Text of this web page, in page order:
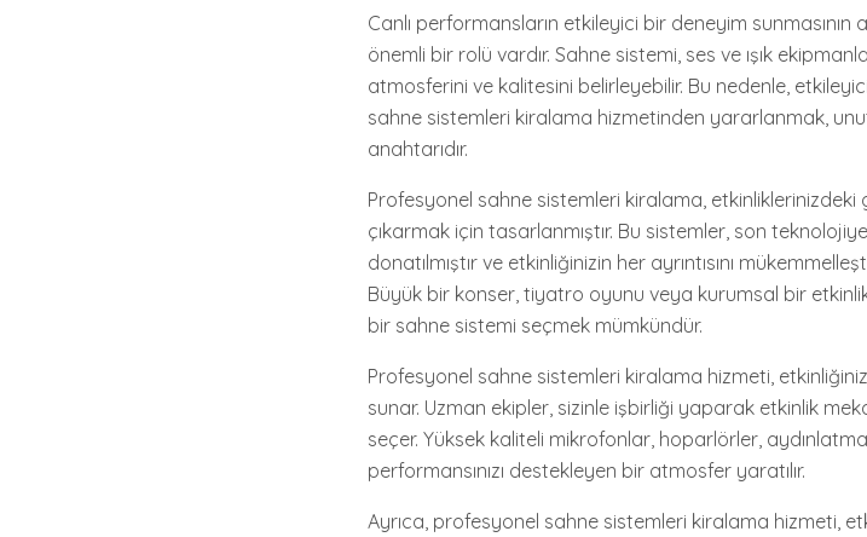
Canlı performansların etkileyici bir deneyim
önemli bir rolü vardır. Sahne sistemi, ses ve ışık
atmosferini ve kalitesini belirleyebilir. Bu nedenle,
sahne sistemleri kiralama hizmetinden yararlanmak,
anahtarıdır.
Profesyonel sahne sistemleri kiralama, etkinliklerinizdeki
çıkarmak için tasarlanmıştır. Bu sistemler, son
donatılmıştır ve etkinliğinizin her ayrıntısını
Büyük bir konser, tiyatro oyunu veya kurumsal bir
bir sahne sistemi seçmek mümkündür.
Profesyonel sahne sistemleri kiralama hizmeti,
sunar. Uzman ekipler, sizinle işbirliği yaparak etkinlik
seçer. Yüksek kaliteli mikrofonlar, hoparlörler,
performansınızı destekleyen bir atmosfer yaratılır.
Ayrıca, profesyonel sahne sistemleri kiralama hizmeti,